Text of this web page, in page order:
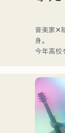
以「令和
活躍於樂
音楽家✕
身。
今年高校
行う傍ら
を活かし
む。枠に
ルチな表
するた